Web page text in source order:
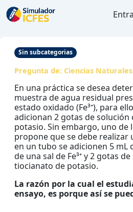
Sin subcategorias
Pregunta de: Ciencias Naturales
En una práctica se desea
muestra de agua residual
estado oxidado (Fe³⁺), para
adicionan 2 gotas de solución
potasio. Sin embargo, uno de
propone que se debe realizar
en un tubo se adicionen 5 mL
de una sal de Fe³⁺ y 2 gotas
tiocianato de potasio.
La razón por la cual el
ensayo, es porque así se